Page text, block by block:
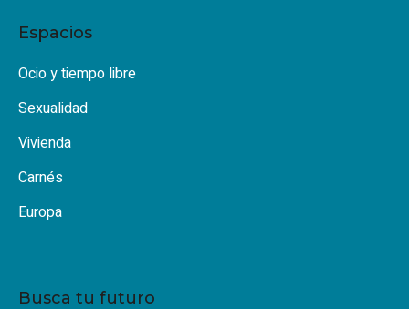
Espacios
Ocio y tiempo libre
Sexualidad
Vivienda
Carnés
Europa
Busca tu futuro